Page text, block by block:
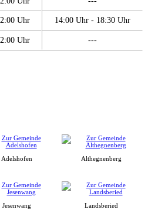
Uhr 14:00 Uhr - 18:30 Uhr
Uhr ---
Adelshofen Althegnenberg
Jesenwang Landsberied